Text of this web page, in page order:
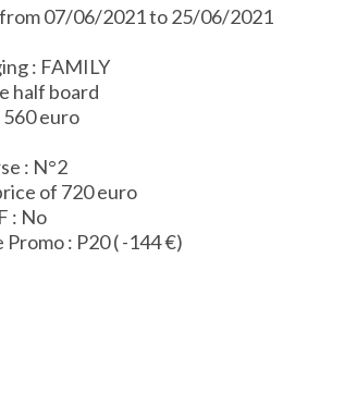
07/06/2021 to 25/06/2021
: FAMILY
half board
euro
: N°2
of 720 euro
: No
Promo : P20 ( -144 €)